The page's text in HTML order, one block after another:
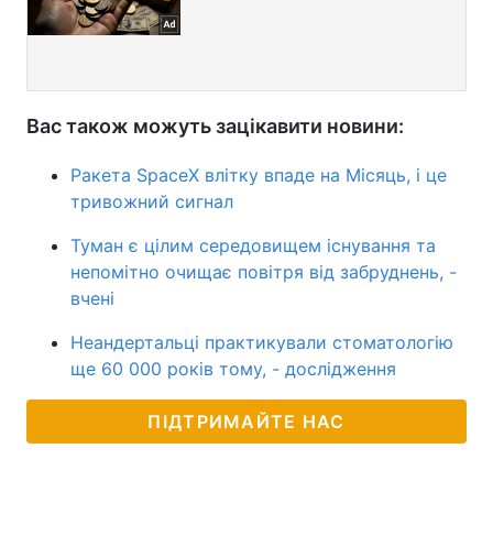
Вас також можуть зацікавити новини:
Ракета SpaceX влітку впаде на Місяць, і це
тривожний сигнал
Туман є цілим середовищем існування та
непомітно очищає повітря від забруднень, -
вчені
Неандертальці практикували стоматологію
ще 60 000 років тому, - дослідження
ПІДТРИМАЙТЕ НАС